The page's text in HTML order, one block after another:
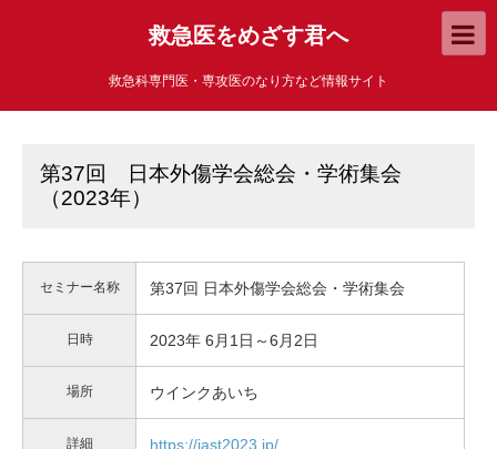
救急医をめざす君へ
救急科専門医・専攻医のなり方など情報サイト
第37回 日本外傷学会総会・学術集会
（2023年）
セミナー名称 第37回 日本外傷学会総会・学術集会
日時 2023年 6月1日～6月2日
場所 ウインクあいち
詳細 https://jast2023.jp/